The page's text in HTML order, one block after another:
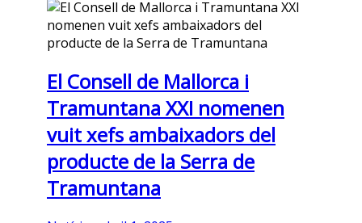
El Consell de Mallorca i
Tramuntana XXI nomenen
vuit xefs ambaixadors del
producte de la Serra de
Tramuntana